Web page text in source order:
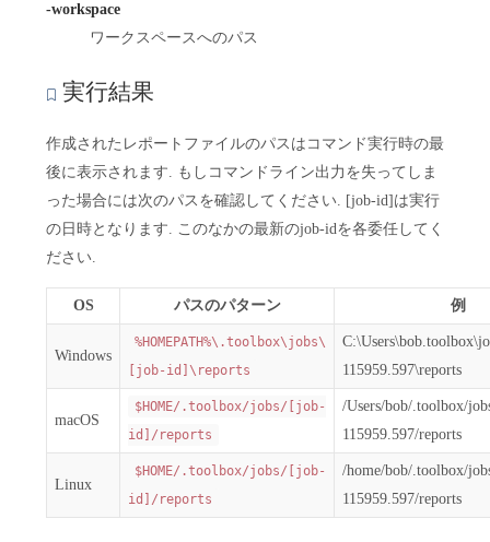
-workspace
ワークスペースへのパス
実行結果
作成されたレポートファイルのパスはコマンド実行時の最
後に表示されます. もしコマンドライン出力を失ってしま
った場合には次のパスを確認してください. [job-id]は実行
の日時となります. このなかの最新のjob-idを各委任してく
ださい.
OS パスのパターン 例
Windows
%HOMEPATH%\.toolbox\jobs\
[job-id]\reports
115959.597\reports
macOS
$HOME/.toolbox/jobs/[job-
id]/reports
/Users/bob/.toolbox/
115959.597/reports
Linux
$HOME/.toolbox/jobs/[job-
id]/reports
/home/bob/.toolbox/
115959.597/reports